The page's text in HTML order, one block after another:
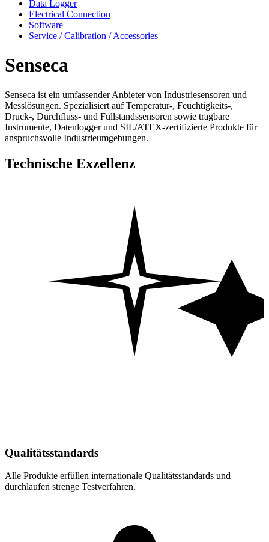
Data Logger
Electrical Connection
Software
Service / Calibration / Accessories
Senseca
Senseca ist ein umfassender Anbieter von Industriesensoren und
Messlösungen. Spezialisiert auf Temperatur-, Feuchtigkeits-,
Druck-, Durchfluss- und Füllstandssensoren sowie tragbare
Instrumente, Datenlogger und SIL/ATEX-zertifizierte Produkte für
anspruchsvolle Industrieumgebungen.
Technische Exzellenz
Qualitätsstandards
Alle Produkte erfüllen internationale Qualitätsstandards und
durchlaufen strenge Testverfahren.